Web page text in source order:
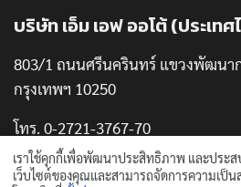
บริษัท เอ็ม เอฟ ออโต้ (ประเท
803/1 ถนนศรีนครินทร์ แขวงพัฒนา
กรุงเทพฯ 10250
โทร. 0-2721-3767-70
แฟกซ์. 0-2721-3771
เราใช้คุกกี้เพื่อพัฒนาประสิทธิภาพ และประ
เว็บไซต์ของคุณและสามารถจัดการความเป็น